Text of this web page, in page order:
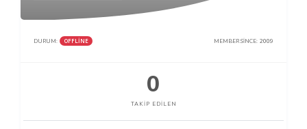
DURUM: OFFLINE MEMBER SINCE: 2009
0
TAKIP EDILEN